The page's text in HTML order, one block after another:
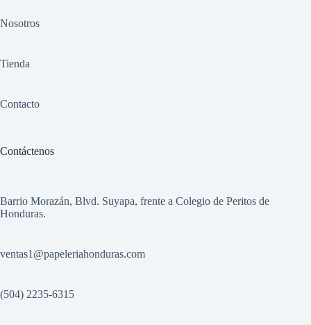
Nosotros
Tienda
Contacto
Contáctenos
Barrio Morazán, Blvd. Suyapa, frente a Colegio de Peritos de
Honduras.
ventas1 @papeleriahonduras.com
(504) 2235-6315